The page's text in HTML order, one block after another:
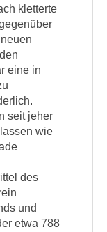
kletterte
eine in
seit jeher
wie
des
und
etwa 788